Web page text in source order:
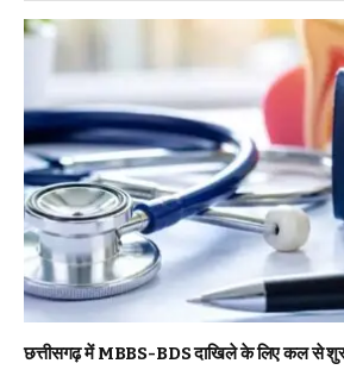
छत्तीसगढ़ में MBBS-BDS दाखिले के लिए कल से